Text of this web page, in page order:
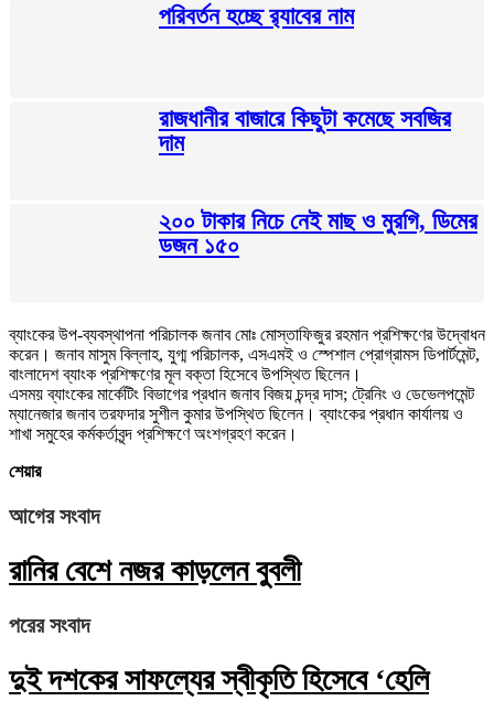
পরিবর্তন হচ্ছে র‌্যাবের নাম
রাজধানীর বাজারে কিছুটা কমেছে সবজির
দাম
২০০ টাকার নিচে নেই মাছ ও মুরগি, ডিমের
ডজন ১৫০
ব্যাংকের উপ-ব্যবস্থাপনা পরিচালক জনাব মোঃ মোস্তাফিজুর রহমান প্রশিক্ষণের উদ্বোধন
করেন। জনাব মাসুম বিল্লাহ, যুগ্ম পরিচালক, এসএমই ও স্পেশাল প্রোগ্রামস ডিপার্টমেন্ট,
বাংলাদেশ ব্যাংক প্রশিক্ষণের মূল বক্তা হিসেবে উপস্থিত ছিলেন।
এসময় ব্যাংকের মার্কেটিং বিভাগের প্রধান জনাব বিজয় চন্দ্র দাস; ট্রেনিং ও ডেভেলপমেন্ট
ম্যানেজার জনাব তরফদার সুশীল কুমার উপস্থিত ছিলেন। ব্যাংকের প্রধান কার্যালয় ও
শাখা সমুহের কর্মকর্তাবৃন্দ প্রশিক্ষণে অংশগ্রহণ করেন।
শেয়ার
আগের সংবাদ
রানির বেশে নজর কাড়লেন বুবলী
পরের সংবাদ
দুই দশকের সাফল্যের স্বীকৃতি হিসেবে ‘হেলি